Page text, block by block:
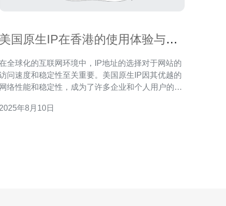
美国原生IP在香港的使用体验与评
全球化的互联网环境中，IP地址的选择对于网站的
问速度和稳定性至关重要。美国原生IP因其优越的
网络性能和稳定性，成为了许多企业和个人用户的首
其进行详细评测。 首先要了解，什么是原生IP。原
2025年8月10日